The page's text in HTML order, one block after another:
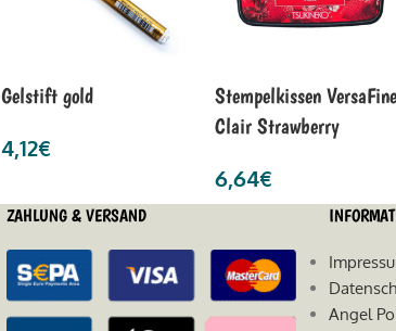
Gelstift gold
4,12€
Stempelkissen VersaFine
Clair Strawberry
6,64€
ZAHLUNG & VERSAND
Angel